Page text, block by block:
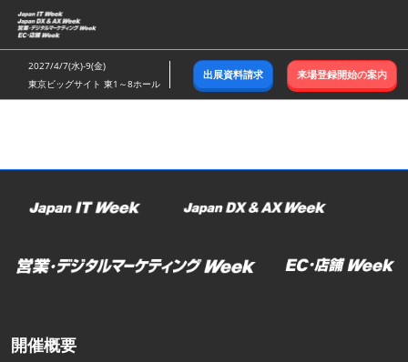
ス
キ
ッ
し
む
2027/4/7(水)-9(金)
東京ビッグサイト 東1～8ホール
出展資料請求 来場登録開始の案内
開催概要